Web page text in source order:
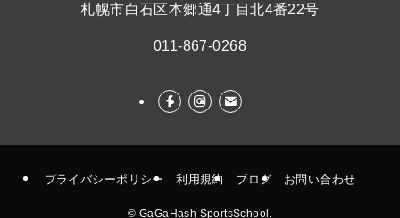
札幌市白石区本郷通4丁目北4番22号
011-867-0268
プライバシーポリシー 利用規約 ブログ お問い合わせ
© GaGaHash SportsSchool.